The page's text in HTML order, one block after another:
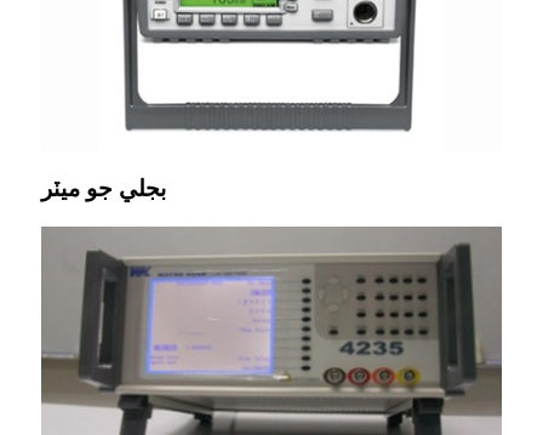
بجلي جو ميٽر